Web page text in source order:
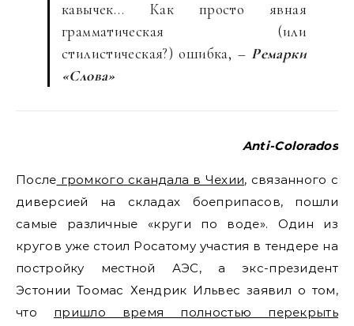
кавычек… Как просто явная
грамматическая (или
стилистическая?) ошибка, – Ремарки
«Слова»
Anti-Colorados
После громкого скандала в Чехии, связанного с
диверсией на складах боеприпасов, пошли
самые различные «круги по воде». Один из
кругов уже стоил Росатому участия в тендере на
постройку местной АЭС, а экс-президент
Эстонии Тоомас Хендрик Ильвес заявил о том,
что пришло время полностью перекрыть